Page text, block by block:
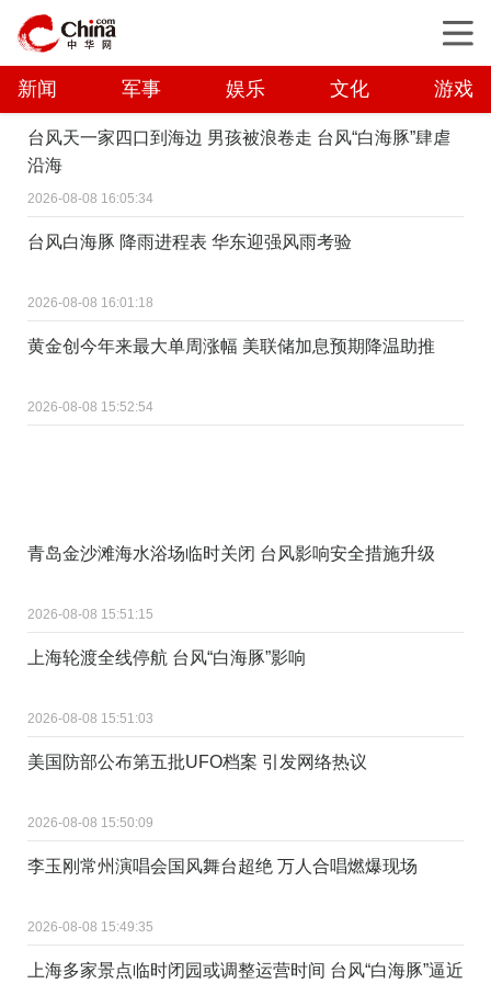
新闻 军事 娱乐 文化 游戏
台风天一家四口到海边 男孩被浪卷走 台风“白海豚”肆虐
沿海
2026-08-08 16:05:34
台风白海豚 降雨进程表 华东迎强风雨考验
2026-08-08 16:01:18
黄金创今年来最大单周涨幅 美联储加息预期降温助推
2026-08-08 15:52:54
青岛金沙滩海水浴场临时关闭 台风影响安全措施升级
2026-08-08 15:51:15
上海轮渡全线停航 台风“白海豚”影响
2026-08-08 15:51:03
美国防部公布第五批UFO档案 引发网络热议
2026-08-08 15:50:09
李玉刚常州演唱会国风舞台超绝 万人合唱燃爆现场
2026-08-08 15:49:35
上海多家景点临时闭园或调整运营时间 台风“白海豚”逼近